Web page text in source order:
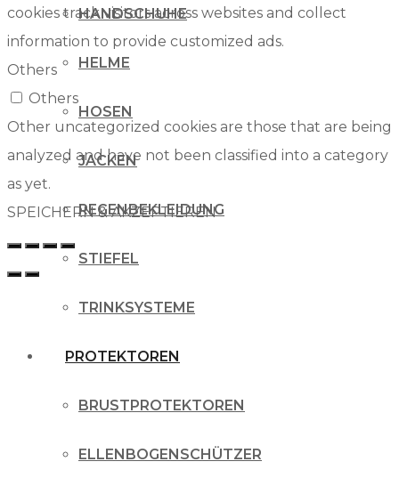
HANDSCHUHE
HELME
HOSEN
JACKEN
REGENBEKLEIDUNG
STIEFEL
TRINKSYSTEME
PROTEKTOREN
BRUSTPROTEKTOREN
ELLENBOGENSCHÜTZER
cookies track visitors across websites and collect
information to provide customized ads.
Others
Others
Other uncategorized cookies are those that are being
analyzed and have not been classified into a category
as yet.
SPEICHERN & AKZEPTIEREN